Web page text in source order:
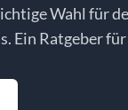
Wahl für
Ein Ratgeber